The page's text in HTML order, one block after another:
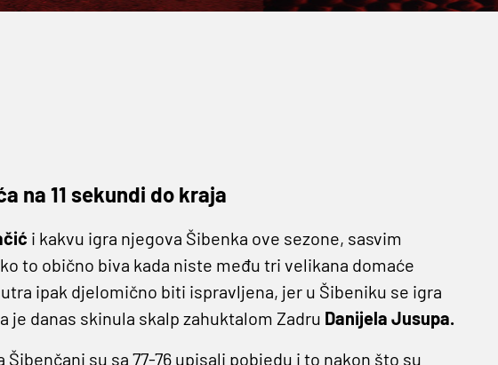
na 11 sekundi do kraja
i kakvu igra njegova Šibenka ove sezone, sasvim
to obično biva kada niste među tri velikana domaće
ipak djelomično biti ispravljena, jer u Šibeniku se igra
je danas skinula skalp zahuktalom Zadru Danijela Jusupa.
su sa 77-76 upisali pobjedu i to nakon što su